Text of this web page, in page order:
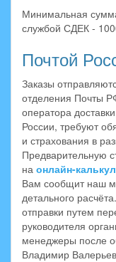
Минимальная
службой СДЕК -
Почтой
Заказы
отделения Почты
оператора
России, требуют
и страхования в
Предварительную
на онлайн-
Вам сообщит наш
детального
отправки путем
руководителя
менеджеры после
Владимир